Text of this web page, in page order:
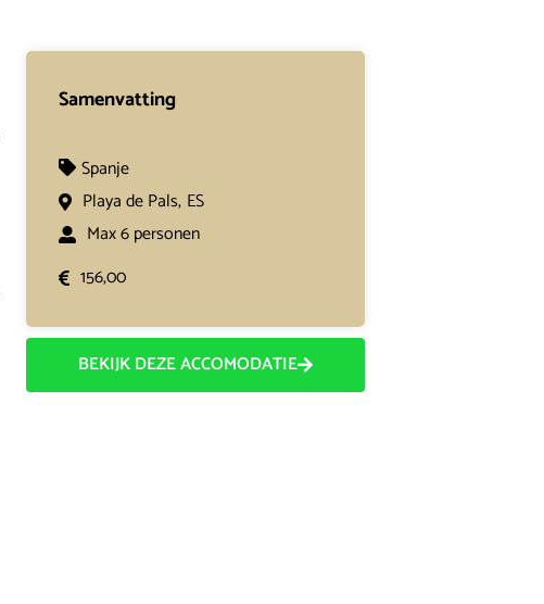
Samenvatting
Spanje
Playa de Pals, ES
Max 6 personen
156,00
BEKIJK DEZE ACCOMODATIE